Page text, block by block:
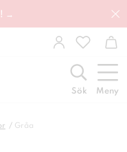
→
Sök Meny
Gråa